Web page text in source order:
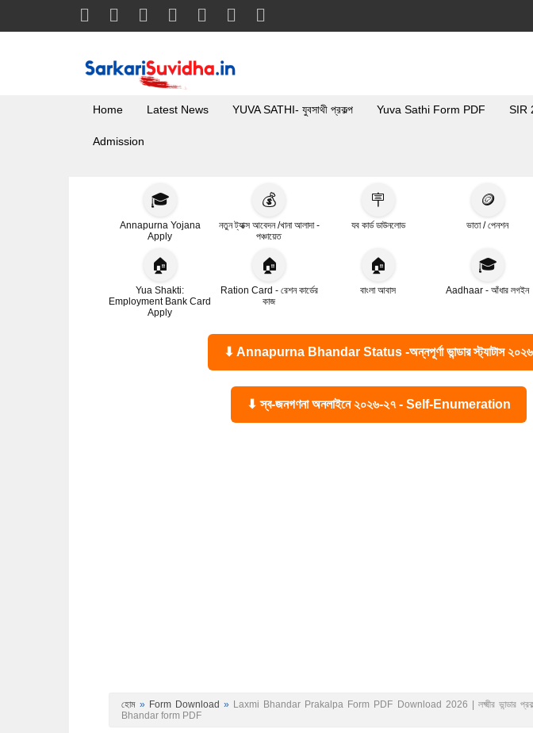
Home Latest News YUVA SATHI- যুবসাথী প্রকল্প Yuva Sathi Form PDF SIR
Admission
🎓
Annapurna Yojana
Apply
💰
নতুন ট্যাক্স আবেদন /খানা আলাদা -
পঞ্চায়েত
🪧
যব কার্ড ডাউনলোড
🪙
ভাতা / পেনশন
🏠
Yua Shakti:
Employment Bank Card
Apply
🏠
Ration Card - রেশন কার্ডের
কাজ
🏠
বাংলা আবাস
🎓
Aadhaar - আঁধার লগইন
⬇ Annapurna Bhandar Status -অন্নপূর্ণা ভান্ডার স্ট্যাটাস ২০২৬
⬇ স্ব-জনগণনা অনলাইনে ২০২৬-২৭ - Self-Enumeration
হোম » Form Download » Laxmi Bhandar Prakalpa Form PDF Download 2026 | লক্ষ্মীর ভান্ডার
Bhandar form PDF